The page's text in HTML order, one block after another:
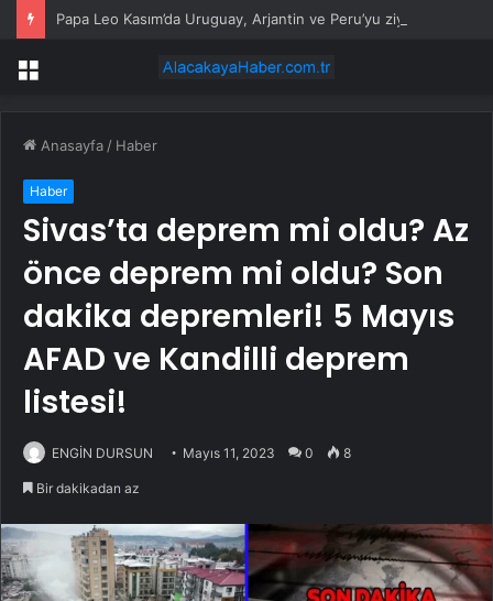
Menü
Anasayfa / Haber
Haber
Sivas’ta deprem mi oldu? Az
önce deprem mi oldu? Son
dakika depremleri! 5 Mayıs
AFAD ve Kandilli deprem
listesi!
ENGİN DURSUN Mayıs 11, 2023 0 8
Bir dakikadan az